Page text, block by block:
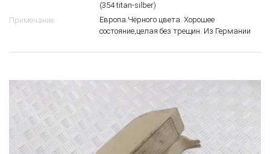
(354 titan-silber)
Примечание
Европа.Чёрного цвета. Хорошее
состояние,целая без трещин. Из Германии